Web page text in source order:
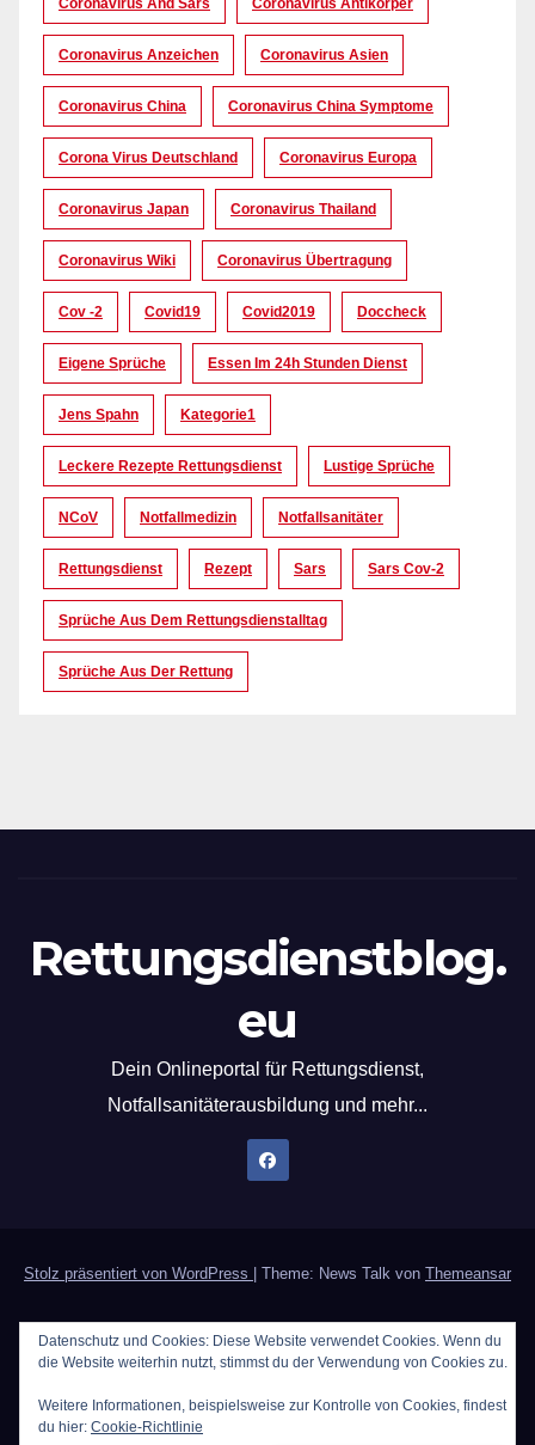
Coronavirus And Sars Coronavirus Antikörper
Coronavirus Anzeichen Coronavirus Asien
Coronavirus China Coronavirus China Symptome
Corona Virus Deutschland Coronavirus Europa
Coronavirus Japan Coronavirus Thailand
Coronavirus Wiki Coronavirus Übertragung
Cov -2 Covid19 Covid2019 Doccheck
Eigene Sprüche Essen Im 24h Stunden Dienst
Jens Spahn Kategorie1
Leckere Rezepte Rettungsdienst Lustige Sprüche
NCoV Notfallmedizin Notfallsanitäter
Rettungsdienst Rezept Sars Sars Cov-2
Sprüche Aus Dem Rettungsdienstalltag
Sprüche Aus Der Rettung
Rettungsdienstblog.
eu
Dein Onlineportal für Rettungsdienst,
Notfallsanitäterausbildung und mehr...
Stolz präsentiert von WordPress Theme: News Talk von Themeansar
Home Datenschutzerklärung Der Notfallsanitäter
Rechtliches / ImpressumRezepte für den Rettungsdienst
Datenschutz und Cookies: Diese Website verwendet Cookies. Wenn du
die Website weiterhin nutzt, stimmst du der Verwendung von Cookies zu.
Weitere Informationen, beispielsweise zur Kontrolle von Cookies, findest
du hier: Cookie-Richtlinie